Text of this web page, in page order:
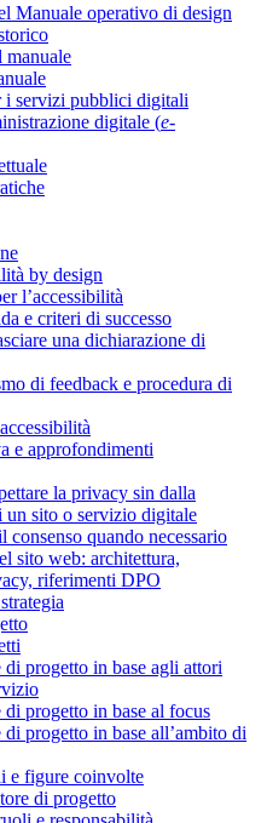
Manuale operativo di design
manuale
i servizi pubblici digitali
digitale (e-
by design
l’accessibilità
e criteri di successo
una dichiarazione di
di feedback e procedura di
e approfondimenti
la privacy sin dalla
un sito o servizio digitale
consenso quando necessario
sito web: architettura,
riferimenti DPO
progetto in base agli attori
progetto in base al focus
progetto in base all’ambito di
e figure coinvolte
di progetto